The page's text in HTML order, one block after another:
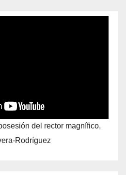
del rector magnífico,
Rodríguez